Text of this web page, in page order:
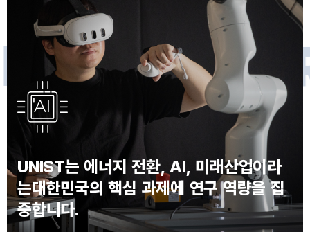
FU TU RE
NNOVATO
S
UNIST는 에너지 전환, AI, 미래산업이라
는대한민국의 핵심 과제에 연구 역량을 집
중합니다.